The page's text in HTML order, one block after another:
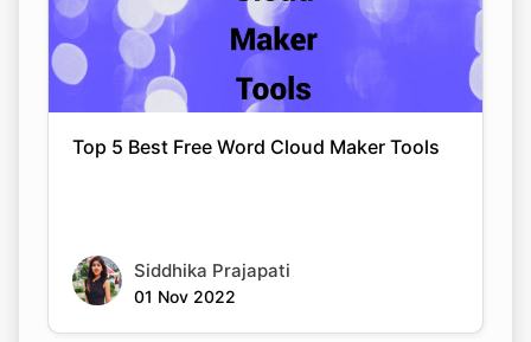
Top 5 Best Free Word Cloud Maker Tools
Siddhika Prajapati
01 Nov 2022